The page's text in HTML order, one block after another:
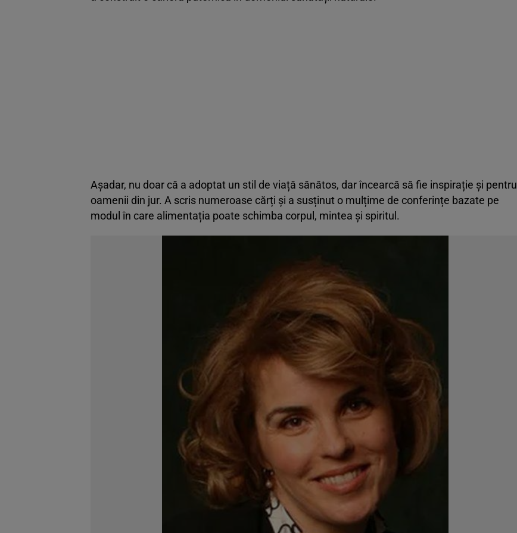
Așadar, nu doar că a adoptat un stil de viață sănătos, dar încearcă să fie inspirație și pentru
oamenii din jur. A scris numeroase cărți și a susținut o mulțime de conferințe bazate pe
modul în care alimentația poate schimba corpul, mintea și spiritul.